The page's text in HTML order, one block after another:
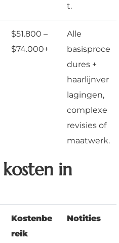
t.
$51.800 –
$74.000+
Alle
basisproce
dures +
haarlijnver
lagingen,
complexe
revisies of
maatwerk.
in
Kostenbe
reik
Notities